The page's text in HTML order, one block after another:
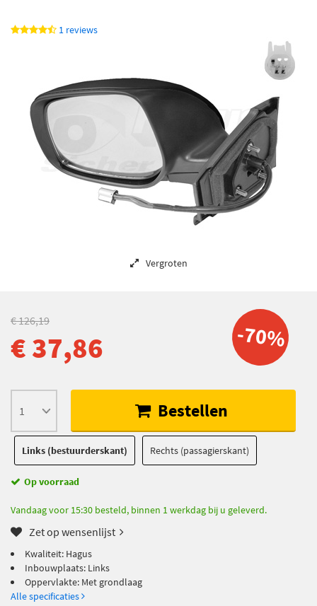
1 reviews
Vergroten
-70%
€ 126,19
€ 37,86
Bestellen
Links (bestuurderskant) Rechts (passagierskant)
Op voorraad
Vandaag voor 15:30 besteld, binnen 1 werkdag bij u geleverd.
Zet op wensenlijst
Kwaliteit: Hagus
Inbouwplaats: Links
Oppervlakte: Met grondlaag
Alle specificaties